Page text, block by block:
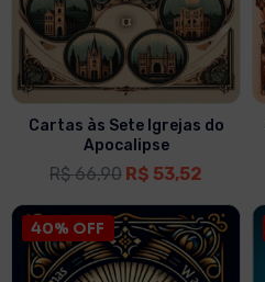
Cartas às Sete Igrejas do
Apocalipse
R$66,90 R$ 53,52
40% OFF